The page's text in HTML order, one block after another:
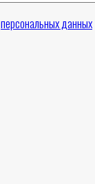
персональных данных